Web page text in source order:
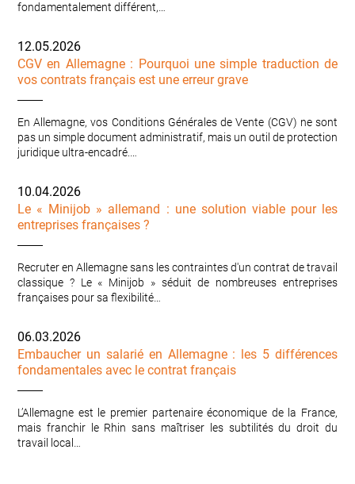
fondamentalement différent,…
12.05.2026
CGV en Allemagne : Pourquoi une simple traduction de
vos contrats français est une erreur grave
En Allemagne, vos Conditions Générales de Vente (CGV) ne sont
pas un simple document administratif, mais un outil de protection
juridique ultra-encadré.…
10.04.2026
Le « Minijob » allemand : une solution viable pour les
entreprises françaises ?
Recruter en Allemagne sans les contraintes d'un contrat de travail
classique ? Le « Minijob » séduit de nombreuses entreprises
françaises pour sa flexibilité…
06.03.2026
Embaucher un salarié en Allemagne : les 5 différences
fondamentales avec le contrat français
L’Allemagne est le premier partenaire économique de la France,
mais franchir le Rhin sans maîtriser les subtilités du droit du
travail local…